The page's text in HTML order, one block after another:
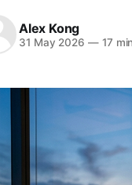
Alex Kong
31 May 2026 —17